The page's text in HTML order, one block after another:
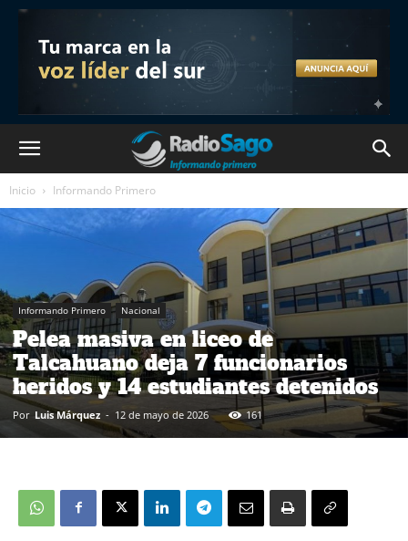
Inicio Informando Primero
Informando Primero Nacional
Pelea masiva en liceo de
Talcahuano deja 7 funcionarios
heridos y 14 estudiantes detenidos
Por Luis Márquez - 12 de mayo de 2026 161